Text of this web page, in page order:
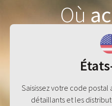
Où
Saisissez votre code
détaillants et les